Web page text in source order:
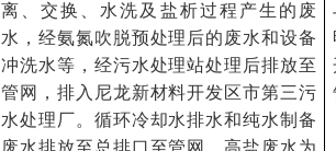
离、交换、水洗及盐析过程产生的废
水，经氨氮吹脱预处理后的废水和设备
冲洗水等，经污水处理站处理后排放至
管网，排入尼龙新材料开发区市第三污
水处理厂。循环冷却水排水和纯水制备
废水排放至总排口至管网。高盐废水为